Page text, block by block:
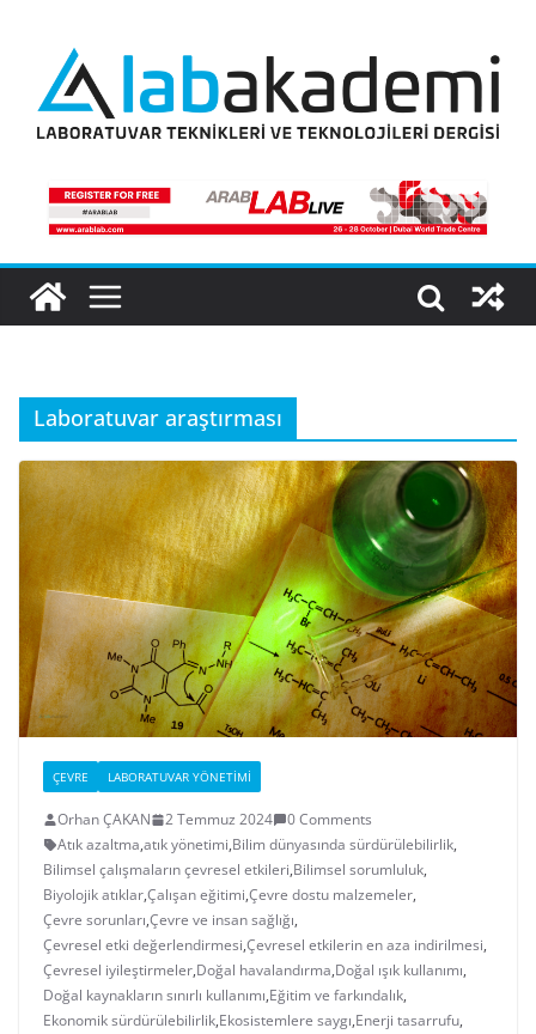
content
Laboratuvar araştırması
ÇEVRE LABORATUVAR YÖNETIMI
Orhan ÇAKAN 2 Temmuz 2024
0 Comments
Atık azaltma,atık yönetimi,Bilim dünyasında sürdürülebilirlik,
Bilimsel çalışmaların çevresel etkileri,Bilimsel sorumluluk,
Biyolojik atıklar,Çalışan eğitimi,Çevre dostu malzemeler,
Çevre sorunları,Çevre ve insan sağlığı,
Çevresel etki değerlendirmesi,Çevresel etkilerin en aza indirilmesi,
Çevresel iyileştirmeler,Doğal havalandırma,Doğal ışık kullanımı,
Doğal kaynakların sınırlı kullanımı,Eğitim ve farkındalık,
Ekonomik sürdürülebilirlik,Ekosistemlere saygı,Enerji tasarrufu,